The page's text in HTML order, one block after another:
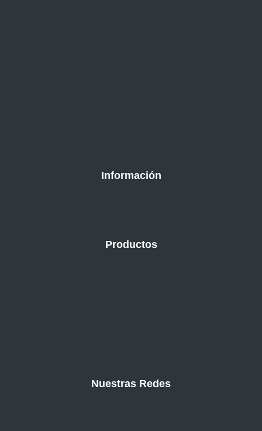
Información
Productos
Nuestras Redes